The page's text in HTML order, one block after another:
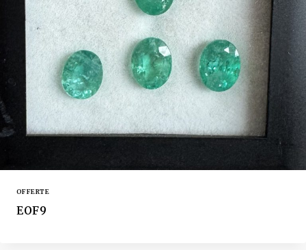
OFFERTE
EOF9